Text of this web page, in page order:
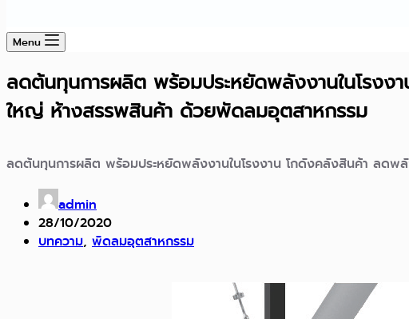
Menu
ลดต้นทุนการผลิต พร้อมประหยัดพลังงานในโรง
ใหญ่ ห้างสรรพสินค้า ด้วยพัดลมอุตสาหกรรม
ลดต้นทุนการผลิต พร้อมประหยัดพลังงานในโรงงาน โกดังคลังสินค้า ลด
admin
28/10/2020
บทความ, พัดลมอุตสาหกรรม